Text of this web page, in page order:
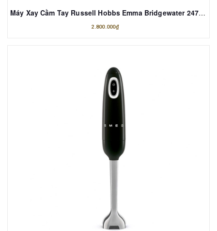
Máy Xay Cầm Tay Russell Hobbs Emma Bridgewater 24703 Polka Dot 3-in-1 Màu Kem
2.800.000₫